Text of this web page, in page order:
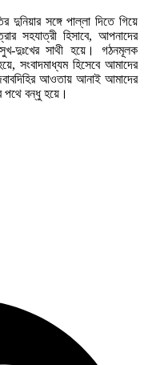
দুনিয়ার সঙ্গে পাল্লা দিতে গিয়ে
সহযাত্রী হিসাবে, আপনাদের
দুঃখের সাথী হয়ে। গঠনমূলক
সংবাদমাধ্যম হিসেবে আমাদের
আওতায় আনাই আমাদের
পথে বন্ধু হয়ে।